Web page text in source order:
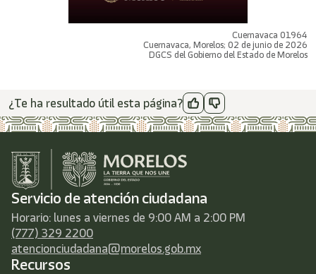
Cuernavaca 01964
Cuernavaca, Morelos; 02 de junio de 2026
DGCS del Gobierno del Estado de Morelos
¿Te ha resultado útil esta página?
Servicio de atención ciudadana
Horario: lunes a viernes de 9:00 AM a 2:00 PM
(777) 329 2200
atencionciudadana@morelos.gob.mx
Recursos